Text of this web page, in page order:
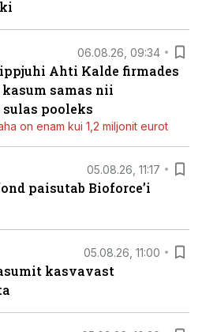
06.08.26, 09:34
Ahti Kalde firmades
samas nii
pooleks
on enam kui 1,2 miljonit eurot
05.08.26, 11:17
paisutab Bioforce’i
05.08.26, 11:00
kasvavast